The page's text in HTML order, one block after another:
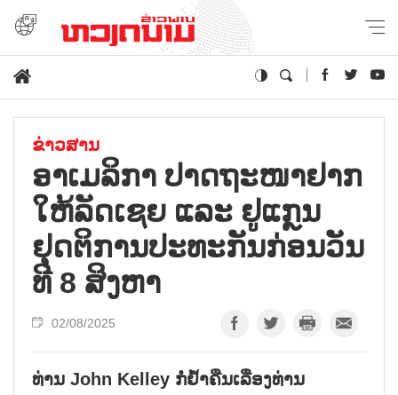
ຂ່າວສານ
ອາ​ເມ​ລິ​ກາ ປາດ​ຖະ​ໜາ​ຢາກ
​ໃຫ້ລັດ​ເຊຍ ແລະ ຢູ​ແກຼນ
ຢຸດ​ຕິ​ການ​ປະ​ທະ​ກັນ​ກ່ອນ​ວັນ​
ທີ 8 ສິງ​ຫາ
02/08/2025
ທ່ານ John Kelley ກໍ່ຢ້ຳຄືນເລື່ອງທ່ານ